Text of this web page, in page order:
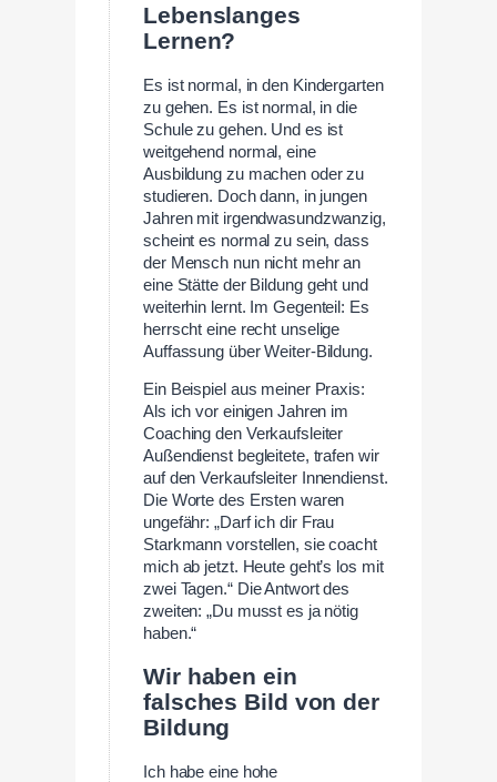
Lebenslanges
Lernen?
Es ist normal, in den Kindergarten
zu gehen. Es ist normal, in die
Schule zu gehen. Und es ist
weitgehend normal, eine
Ausbildung zu machen oder zu
studieren. Doch dann, in jungen
Jahren mit irgendwasundzwanzig,
scheint es normal zu sein, dass
der Mensch nun nicht mehr an
eine Stätte der Bildung geht und
weiterhin lernt. Im Gegenteil: Es
herrscht eine recht unselige
Auffassung über Weiter-Bildung.
Ein Beispiel aus meiner Praxis:
Als ich vor einigen Jahren im
Coaching den Verkaufsleiter
Außendienst begleitete, trafen wir
auf den Verkaufsleiter Innendienst.
Die Worte des Ersten waren
ungefähr: „Darf ich dir Frau
Starkmann vorstellen, sie coacht
mich ab jetzt. Heute geht’s los mit
zwei Tagen.“ Die Antwort des
zweiten: „Du musst es ja nötig
haben.“
Wir haben ein
falsches Bild von der
Bildung
Ich habe eine hohe